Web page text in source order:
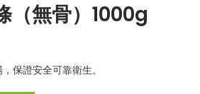
（無骨）1000g
保證安全可靠衛生。